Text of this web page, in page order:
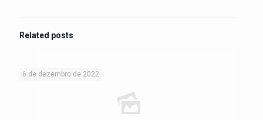
Related posts
6 de dezembro de 2022